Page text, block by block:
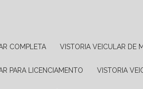
COMPLETA VISTORIA VEICULAR DE
PARA LICENCIAMENTO VISTORIA